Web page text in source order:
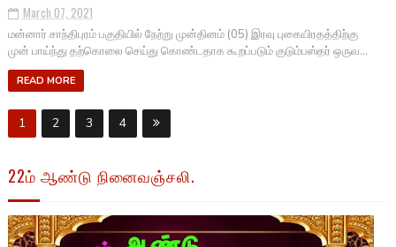
March 07, 2021
மன்னார் சாந்திபுரம் பகுதியில் நேற்று முன்தினம் (05) இரவு புகையிரதத்திற்கு
முன் பாய்ந்து தற்கொலை செய்து கொண்டதாக கூறப்படும் குடும்பஸ்தர் ஒருவ...
READ MORE
1 2 3 4
22ம் ஆண்டு நினைவஞ்சலி.